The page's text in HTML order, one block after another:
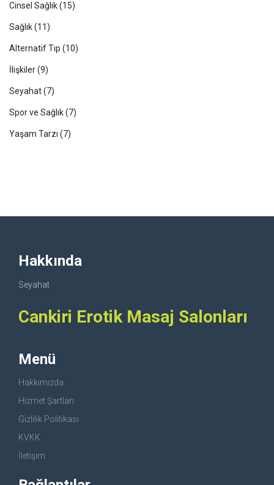
Cinsel Sağlık(15)
Sağlık(11)
Alternatif Tıp (10)
İlişkiler(9)
Seyahat(7)
Spor ve Sağlık(7)
Yaşam Tarzı (7)
Hakkında
Seyahat
Cankiri Erotik Masaj Salonları
Menü
Hakkımızda
Hizmet Şartları
Gizlilik Politikası
KVKK
İletişim